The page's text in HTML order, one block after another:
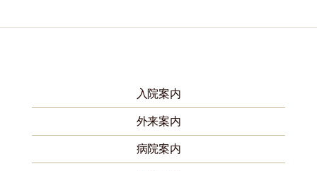
入院案内
外来案内
病院案内